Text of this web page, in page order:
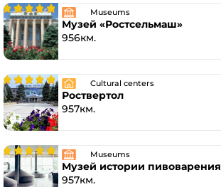
Museums
Музей «Ростсельмаш»
956км.
Cultural centers
Роствертол
957км.
Museums
Музей истории пивоварения
957км.